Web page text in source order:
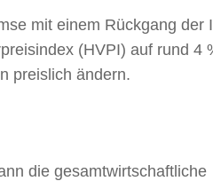
mit einem Rückgang der
(HVPI) auf rund 4
preislich ändern.
die gesamtwirtschaftliche